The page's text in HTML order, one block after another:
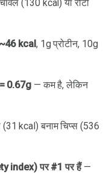
(130 kcal) या रोटी
kcal , 1g प्रोटीन, 10g
0.67g — कम है, लेकिन
(31 kcal) बनाम चिप्स (536
index) पर #1 पर हैं—